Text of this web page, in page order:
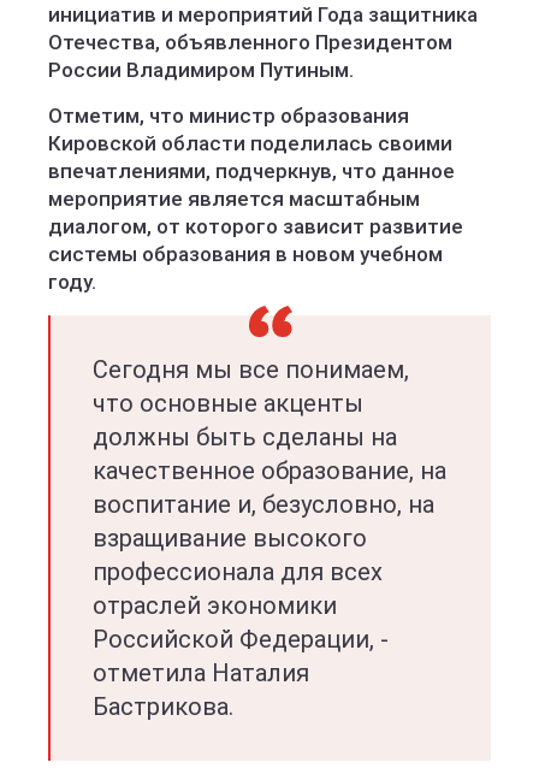
инициатив и мероприятий Года защитника
Отечества, объявленного Президентом
России Владимиром Путиным.
Отметим, что министр образования
Кировской области поделилась своими
впечатлениями, подчеркнув, что данное
мероприятие является масштабным
диалогом, от которого зависит развитие
системы образования в новом учебном
году.
Сегодня мы все понимаем,
что основные акценты
должны быть сделаны на
качественное образование, на
воспитание и, безусловно, на
взращивание высокого
профессионала для всех
отраслей экономики
Российской Федерации, -
отметила Наталия
Бастрикова.